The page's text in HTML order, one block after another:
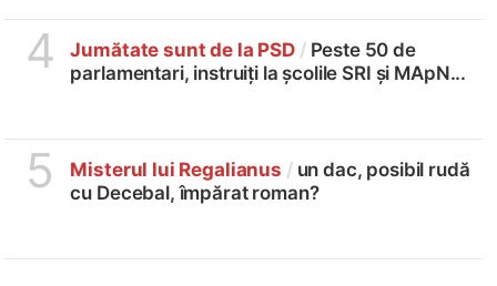
4 Jumătate sunt de la PSD / Peste 50 de
parlamentari, instruiți la școlile SRI și MApN...
5 Misterul lui Regalianus /un dac, posibil rudă
cu Decebal, împărat roman?